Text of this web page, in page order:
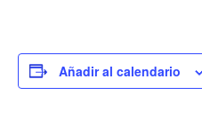
Añadir al calendario